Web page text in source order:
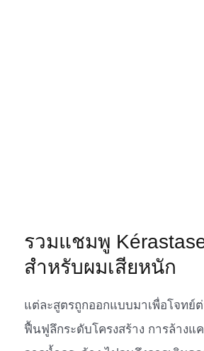
รวมแชมพู
สำหรับผมเสียหนัก
แต่ละสูตรถูกออกแบบมาเพื่อโจทย์
ฟื้นฟูลึกระดับโครงสร้าง การล้างแ